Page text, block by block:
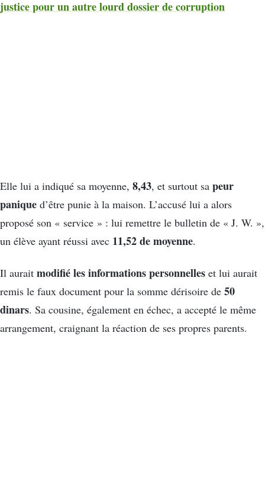
justice pour un autre lourd dossier de corruption
Elle lui a indiqué sa moyenne, 8,43, et surtout sa peur
panique d’être punie à la maison. L’accusé lui a alors
proposé son « service » : lui remettre le bulletin de « J. W. »,
un élève ayant réussi avec 11,52 de moyenne.
Il aurait modifié les informations personnelles et lui aurait
remis le faux document pour la somme dérisoire de 50
dinars. Sa cousine, également en échec, a accepté le même
arrangement, craignant la réaction de ses propres parents.